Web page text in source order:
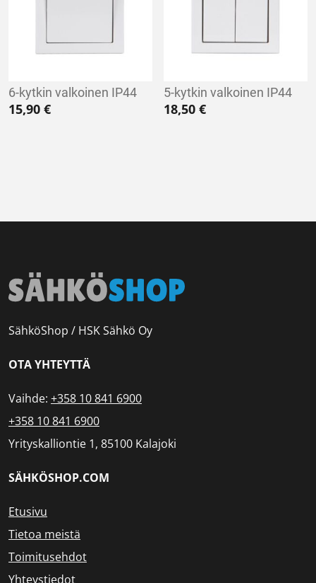
6-kytkin valkoinen IP44
15,90 €
5-kytkin valkoinen IP44
18,50€
SähköShop / HSK Sähkö Oy
OTA YHTEYTTÄ
Vaihde: +358 10 841 6900
+358 10 841 6900
Yrityskalliontie 1, 85100 Kalajoki
SÄHKÖSHOP.COM
Etusivu
Tietoa meistä
Toimitusehdot
Yhteystiedot